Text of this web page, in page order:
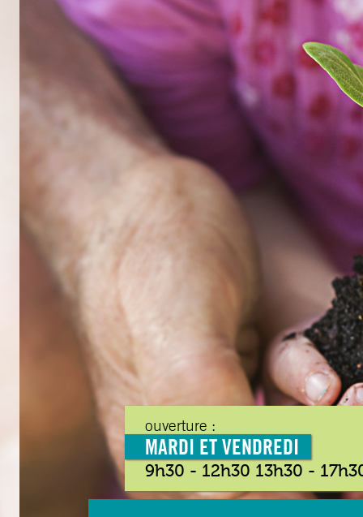
ouverture :
MARDI ET VENDREDI
9h30 - 12h30 13h30 -